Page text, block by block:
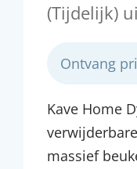
(Tijdelijk)
Ontvang
Kave Home
massief